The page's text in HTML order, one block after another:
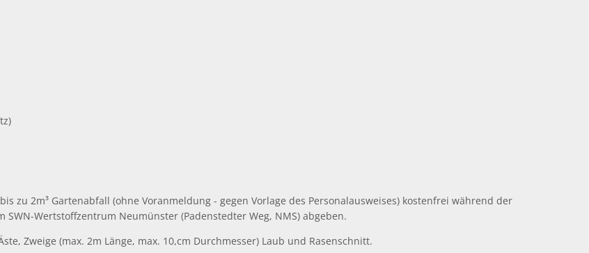
zu 2m³ Gartenabfall (ohne Voranmeldung - gegen Vorlage des Personalausweises) kostenfrei während der
Wertstoffzentrum Neumünster (Padenstedter Weg, NMS) abgeben.
Zweige (max. 2m Länge, max. 10,cm Durchmesser) Laub und Rasenschnitt.